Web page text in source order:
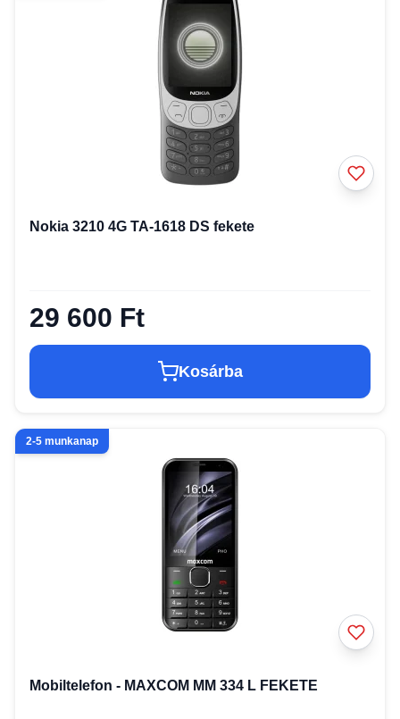
Nokia 3210 4G TA-1618 DS fekete
29 600 Ft
Kosárba
2-5 munkanap
Mobiltelefon - MAXCOM MM 334 L FEKETE